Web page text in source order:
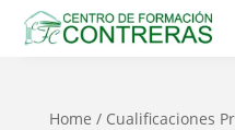
Home / Cualificaciones